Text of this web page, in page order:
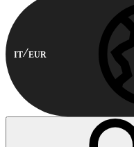
IT EUR